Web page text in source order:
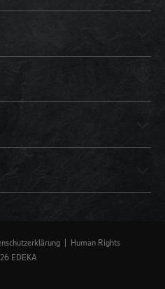
Human Rights
EDEKA